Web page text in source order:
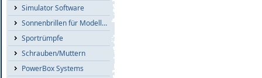
Simulator Software
Sonnenbrillen für Modellflieger
Sportrümpfe
Schrauben/Muttern
PowerBox Systems